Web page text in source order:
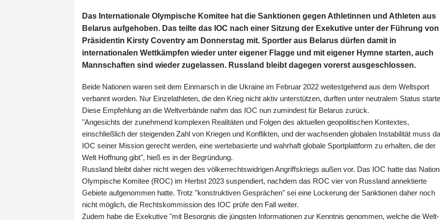
Das Internationale Olympische Komitee hat die Sanktionen gegen Athletinnen und Athleten aus
Belarus aufgehoben. Das teilte das IOC nach einer Sitzung der Exekutive unter der Führung von
Präsidentin Kirsty Coventry am Donnerstag mit. Sportler aus Belarus dürfen damit in
internationalen Wettkämpfen wieder unter eigener Flagge und mit eigener Hymne starten, auch
Mannschaften sind wieder zugelassen. Russland bleibt dagegen vorerst ausgeschlossen.
Beide Nationen waren seit dem Einmarsch in die Ukraine im Februar 2022 weitestgehend aus dem Weltsport
verbannt worden. Nur Einzelathleten, die den Krieg nicht aktiv unterstützen, durften unter neutralem Status
Diese Empfehlung an die Weltverbände nahm das IOC nun zumindest für Belarus zurück.
"Angesichts der zunehmend komplexen Realitäten und Folgen des aktuellen geopolitischen Kontextes,
einschließlich der steigenden Zahl von Kriegen und Konflikten, und der wachsenden globalen Instabilität muss
IOC seiner Mission gerecht werden, eine wertebasierte und wahrhaft globale Sportplattform zu erhalten, die der
Welt Hoffnung gibt", hieß es in der Begründung.
Russland bleibt daher nicht wegen des völkerrechtswidrigen Angriffskriegs außen vor. Das IOC hatte das
Olympische Komitee (ROC) im Herbst 2023 suspendiert, nachdem das ROC vier von Russland annektierte
Gebiete aufgenommen hatte. Trotz "konstruktiven Gesprächen" sei eine Lockerung der Sanktionen daher noch
nicht möglich, die Rechtskommission des IOC prüfe den Fall weiter.
Zudem habe die Exekutive "mit Besorgnis die jüngsten Informationen zur Kenntnis genommen, welche die Welt-